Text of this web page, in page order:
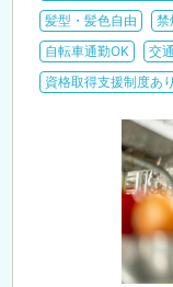
髪型・髪色自由
禁
自転車通勤OK
交
資格取得支援制度あり